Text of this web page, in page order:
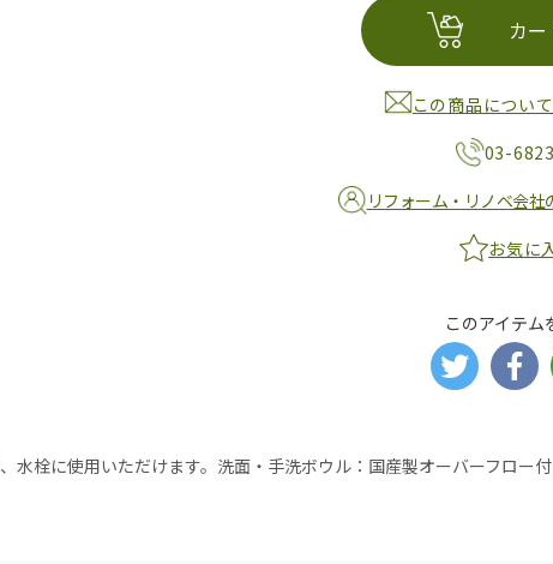
カ
この商品につい
03-
リフォーム・リノベ会
お気に
このアイテム
水栓に使用いただけます。洗面・手洗ボウル：国産製オーバーフロー